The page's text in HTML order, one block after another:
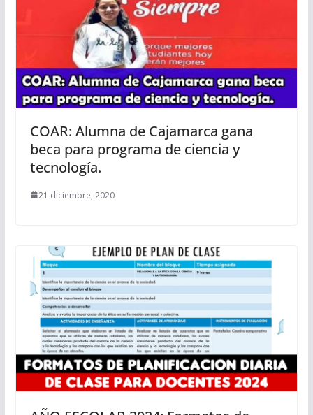
COAR: Alumna de Cajamarca gana
beca para programa de ciencia y
tecnología.
21 diciembre, 2020